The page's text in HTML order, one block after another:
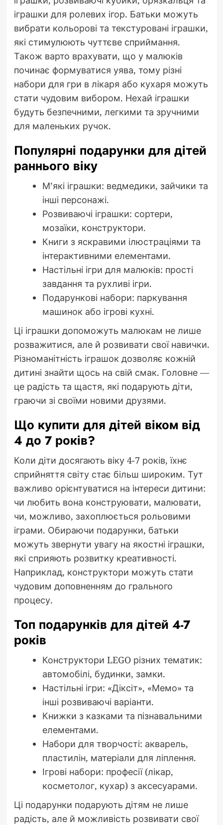
іграшки для ролевих ігор. Батьки можуть
вибрати кольорові та текстуровані іграшки,
які стимулюють чуттєве сприймання.
Також варто врахувати, що у малюків
починає формуватися уява, тому різні
набори для гри в лікаря або кухаря можуть
стати чудовим вибором. Нехай іграшки
будуть безпечними, легкими та зручними
для маленьких ручок.
Популярні подарунки для дітей
раннього віку
М’які іграшки: ведмедики, зайчики та
інші персонажі.
Розвиваючі іграшки: сортери,
мозаїки, конструктори.
Книги з яскравими ілюстраціями та
інтерактивними елементами.
Настільні ігри для малюків: прості
завдання та рухливі ігри.
Подарункові набори: паркування
машинок або ігрові кухні.
Ці іграшки допоможуть малюкам не лише
розважитися, але й розвивати свої навички.
Різноманітність іграшок дозволяє кожній
дитині знайти щось на свій смак. Головне —
це радість та щастя, які подарують діти,
граючи зі своїми новими друзями.
Що купити для дітей віком від
4 до 7 років?
Коли діти досягають віку 4-7 років, їхнє
сприйняття світу стає більш широким. Тут
важливо орієнтуватися на інтереси дитини:
чи любить вона конструювати, малювати,
чи, можливо, захоплюється рольовими
іграми. Обираючи подарунки, батьки
можуть звернути увагу на якостні іграшки,
які сприяють розвитку креативності.
Наприклад, конструктори можуть стати
чудовим доповненням до грального
процесу.
Топ подарунків для дітей 4-7
років
Конструктори LEGO різних тематик:
автомобілі, будинки, замки.
Настільні ігри: «Діксіт», «Мемо» та
інші розвиваючі варіанти.
Книжки з казками та пізнавальними
елементами.
Набори для творчості: акварель,
пластилін, матеріали для ліплення.
Ігрові набори: професії (лікар,
косметолог, кухар) з аксесуарами.
Ці подарунки подарують дітям не лише
радість, але й можливість розвивати свої